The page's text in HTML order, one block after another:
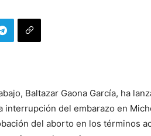
Baltazar Gaona García, ha
del embarazo en
del aborto en los términos